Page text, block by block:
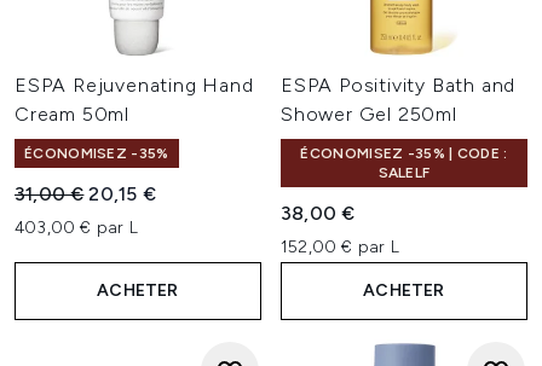
ESPA Rejuvenating Hand
Cream 50ml
ÉCONOMISEZ -35%
Prix de vente :
31,00 €Prix ​​actuel :
20,15 €
403,00 € par L
ACHETER
ESPA Positivity Bath and
Shower Gel 250ml
ÉCONOMISEZ -35% | CODE :
SALELF
38,00 €
152,00 € par L
ACHETER